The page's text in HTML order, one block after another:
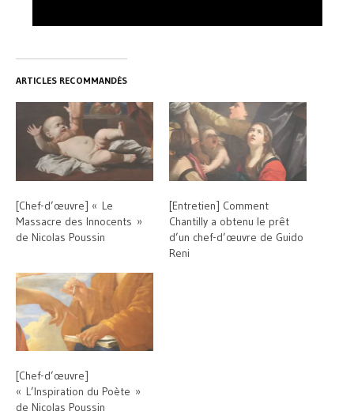
ARTICLES RECOMMANDÉS
[Chef-d’œuvre] « Le
Massacre des Innocents »
de Nicolas Poussin
[Entretien] Comment
Chantilly a obtenu le prêt
d’un chef-d’œuvre de Guido
Reni
[Chef-d’œuvre]
« L’Inspiration du Poète »
de Nicolas Poussin